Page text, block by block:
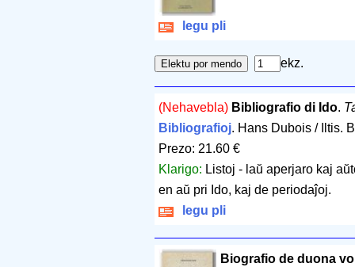
legu pli
ekz.
(Nehavebla) Bibliografio di Ido.
Bibliografioj. Hans Dubois / Iltis.
Prezo: 21.60 €
Klarigo: Listoj - laŭ aperjaro kaj
en aŭ pri Ido, kaj de periodaĵoj.
legu pli
Biografio de duona